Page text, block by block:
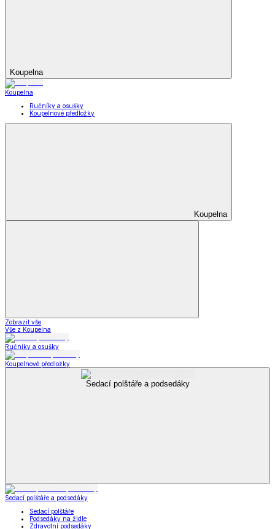
Koupelna
Koupelna
Ručníky a osušky
Koupelnové předložky
Koupelna
Zobrazit vše
Vše z Koupelna
Ručníky a osušky
Koupelnové předložky
Sedací polštáře a podsedáky
Sedací polštáře a podsedáky
Sedací polštáře
Podsedáky na židle
Zdravotní podsedáky